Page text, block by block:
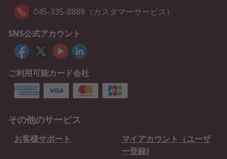
045-335-8888（カスタマーサービス）
SNS公式アカウント
ご利用可能カード会社
その他のサービス
お客様サポート
マイアカウント（ユーザ
ー登録)